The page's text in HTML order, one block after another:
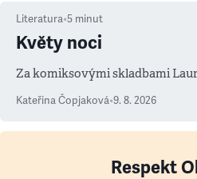
Literatura•5 minut
Květy noci
Za komiksovými skladbami
Kateřina Čopjaková•9. 8. 2026
Respekt